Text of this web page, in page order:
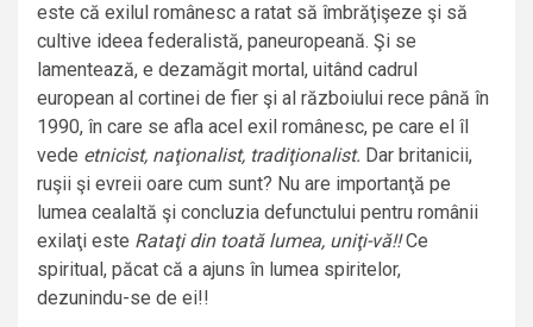
este că exilul românesc a ratat să îmbrăţişeze şi să
cultive ideea federalistă, paneuropeană. Şi se
lamentează, e dezamăgit mortal, uitând cadrul
european al cortinei de fier şi al războiului rece până în
1990, în care se afla acel exil românesc, pe care el îl
vede etnicist, naţionalist, tradiţionalist. Dar britanicii,
ruşii şi evreii oare cum sunt? Nu are importanţă pe
lumea cealaltă şi concluzia defunctului pentru românii
exilaţi este Rataţi din toată lumea, uniţi-vă!!Ce
spiritual, păcat că a ajuns în lumea spiritelor,
dezunindu-se de ei!!